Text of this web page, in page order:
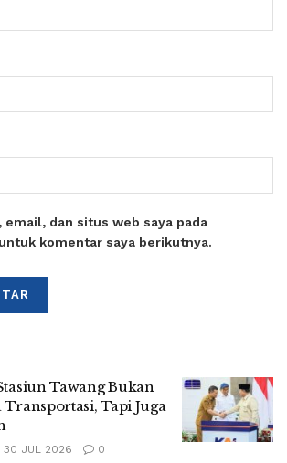
email, dan situs web saya pada
komentar saya berikutnya.
Tawang Bukan
Tapi Juga
30 JUL 2026 0